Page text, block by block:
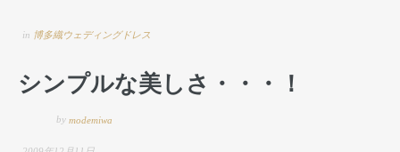
in 博多織ウェディングドレス
シンプルな美しさ・・・！
by modemiwa